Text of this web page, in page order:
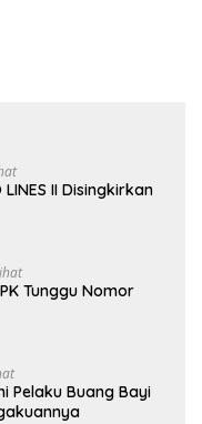
II Disingkirkan
Tunggu Nomor
Pelaku Buang Bayi